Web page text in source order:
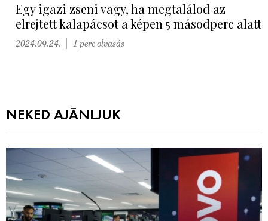
Egy igazi zseni vagy, ha megtalálod az
elrejtett kalapácsot a képen 5 másodperc alatt
2024.09.24. 1 perc olvasás
NEKED AJÁNLJUK